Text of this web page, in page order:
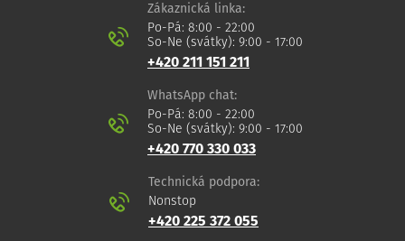
Zákaznická linka:
Po-Pá: 8:00 - 22:00
So-Ne (svátky): 9:00 - 17:00
+420 211 151 211
WhatsApp chat:
Po-Pá: 8:00 - 22:00
So-Ne (svátky): 9:00 - 17:00
+420 770 330 033
Technická podpora:
Nonstop
+420 225 372 055